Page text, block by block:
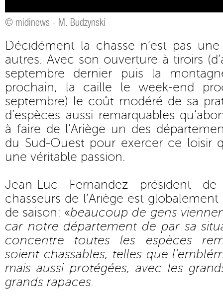
© midinews - M. Budzynski
Décidément la chasse n’est pas
autres. Avec son ouverture à tiroirs
septembre dernier puis la
prochain, la caille le week-end
septembre) le coût modéré de sa
d’espèces aussi remarquables
à faire de l’Ariège un des
du Sud-Ouest pour exercer ce loisir
une véritable passion.
Jean-Luc Fernandez président
chasseurs de l’Ariège est
de saison: «beaucoup de gens
car notre département de par sa
concentre toutes les espèces
soient chassables, telles que
mais aussi protégées, avec les
grands rapaces.